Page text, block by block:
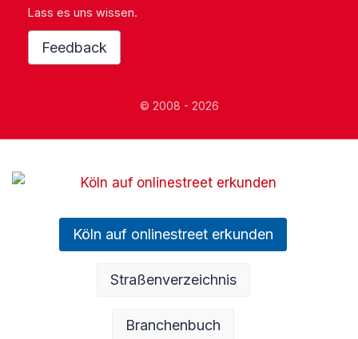
Lass es uns wissen.
Feedback
© 2008 - 2026
Köln auf onlinestreet erkunden
Straßenverzeichnis
Branchenbuch